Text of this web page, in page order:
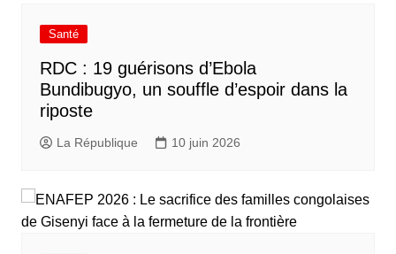
Santé
RDC : 19 guérisons d’Ebola
Bundibugyo, un souffle d’espoir dans la
riposte
La République 10 juin 2026